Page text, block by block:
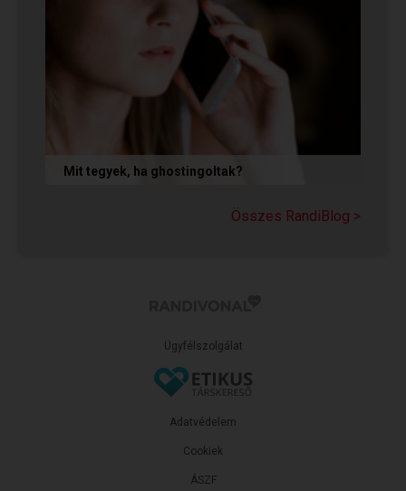
Mit tegyek, ha ghostingoltak?
a legfontosabb teendőd: ne fuss utána, ne küldj
Összes RandiBlog >
Ügyfélszolgálat
ÁSZF
Adatvédelem
Cookiek